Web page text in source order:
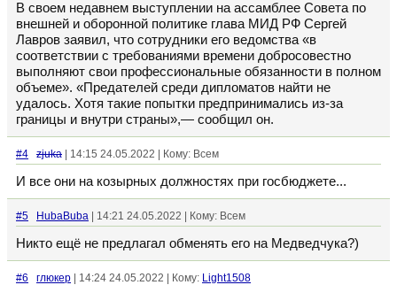
В своем недавнем выступлении на ассамблее Совета по
внешней и оборонной политике глава МИД РФ Сергей
Лавров заявил, что сотрудники его ведомства «в
соответствии с требованиями времени добросовестно
выполняют свои профессиональные обязанности в полном
объеме». «Предателей среди дипломатов найти не
удалось. Хотя такие попытки предпринимались из-за
границы и внутри страны»,— сообщил он.
#4 zjuka | 14:15 24.05.2022 | Кому: Всем
И все они на козырных должностях при госбюджете...
#5 HubaBuba | 14:21 24.05.2022 | Кому: Всем
Никто ещё не предлагал обменять его на Медведчука?)
#6 глюкер | 14:24 24.05.2022 | Кому: Light1508